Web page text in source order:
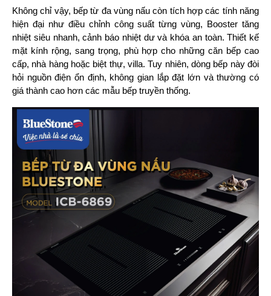
Không chỉ vậy, bếp từ đa vùng nấu còn tích hợp các tính năng
hiện đại như điều chỉnh công suất từng vùng, Booster tăng
nhiệt siêu nhanh, cảnh báo nhiệt dư và khóa an toàn. Thiết kế
mặt kính rộng, sang trọng, phù hợp cho những căn bếp cao
cấp, nhà hàng hoặc biệt thự, villa. Tuy nhiên, dòng bếp này đòi
hỏi nguồn điện ổn định, không gian lắp đặt lớn và thường có
giá thành cao hơn các mẫu bếp truyền thống.